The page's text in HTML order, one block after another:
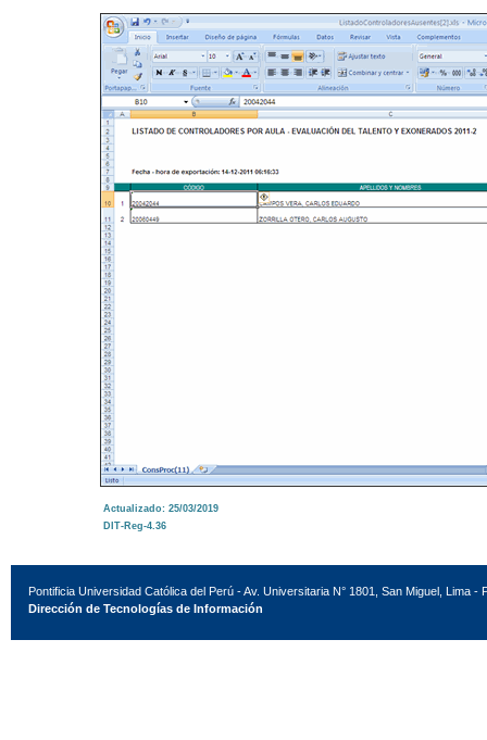
Actualizado: 25/03/2019
DIT-Reg-4.36
Pontificia Universidad Católica del Perú - Av. Universitaria N° 1801, San Miguel, Lima -
Dirección de Tecnologías de Información